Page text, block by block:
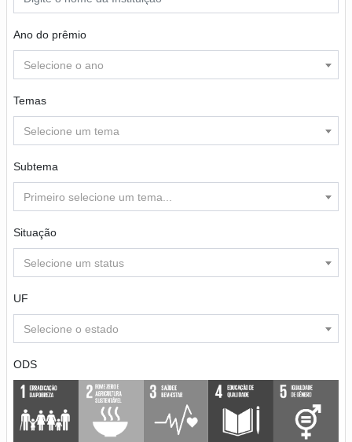
Ano do prêmio
Selecione o ano
Temas
Selecione um tema
Subtema
Primeiro selecione um tema...
Situação
Selecione um status
UF
Selecione o estado
ODS